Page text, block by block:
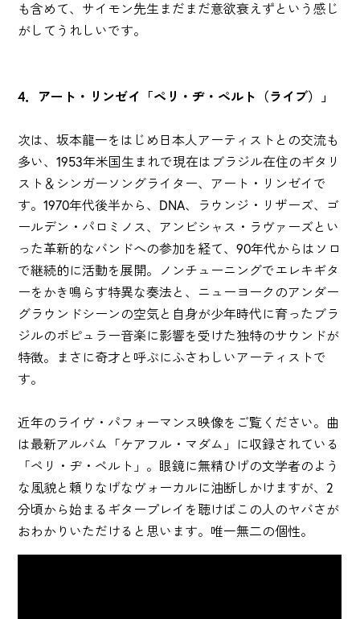
も含めて、サイモン先生まだまだ意欲衰えずという感じ
がしてうれしいです。
4．アート・リンゼイ「ペリ・ヂ・ペルト（ライブ）」
次は、坂本龍一をはじめ日本人アーティストとの交流も
多い、1953年米国生まれで現在はブラジル在住のギタリ
スト＆シンガーソングライター、アート・リンゼイで
す。1970年代後半から、DNA、ラウンジ・リザーズ、ゴ
ールデン・パロミノス、アンビシャス・ラヴァーズとい
った革新的なバンドへの参加を経て、90年代からはソロ
で継続的に活動を展開。ノンチューニングでエレキギタ
ーをかき鳴らす特異な奏法と、ニューヨークのアンダー
グラウンドシーンの空気と自身が少年時代に育ったブラ
ジルのポピュラー音楽に影響を受けた独特のサウンドが
特徴。まさに奇才と呼ぶにふさわしいアーティストで
す。
近年のライヴ・パフォーマンス映像をご覧ください。曲
は最新アルバム「ケアフル・マダム」に収録されている
「ペリ・ヂ・ペルト」。眼鏡に無精ひげの文学者のよう
な風貌と頼りなげなヴォーカルに油断しかけますが、2
分頃から始まるギタープレイを聴けばこの人のヤバさが
おわかりいただけると思います。唯一無二の個性。